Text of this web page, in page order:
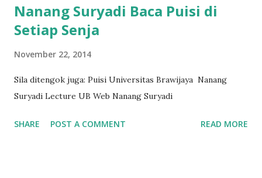
Nanang Suryadi Baca Puisi di
Setiap Senja
November 22, 2014
Sila ditengok juga: Puisi Universitas Brawijaya Nanang
Suryadi Lecture UB Web Nanang Suryadi
SHARE POST A COMMENT READ MORE